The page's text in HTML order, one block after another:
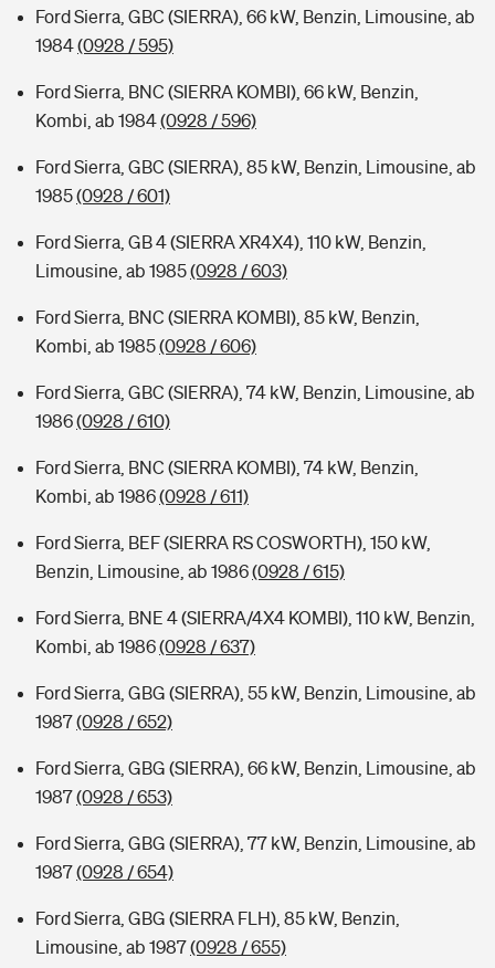
Ford Sierra, GBC (SIERRA), 66 kW, Benzin, Limousine, ab
1984(0928 / 595)
Ford Sierra, BNC (SIERRA KOMBI), 66 kW, Benzin,
Kombi, ab 1984(0928 / 596)
Ford Sierra, GBC (SIERRA), 85 kW, Benzin, Limousine, ab
1985(0928 / 601)
Ford Sierra, GB 4 (SIERRA XR4X4), 110 kW, Benzin,
Limousine, ab 1985(0928 / 603)
Ford Sierra, BNC (SIERRA KOMBI), 85 kW, Benzin,
Kombi, ab 1985(0928 / 606)
Ford Sierra, GBC (SIERRA), 74 kW, Benzin, Limousine, ab
1986(0928 / 610)
Ford Sierra, BNC (SIERRA KOMBI), 74 kW, Benzin,
Kombi, ab 1986(0928 / 611)
Ford Sierra, BEF (SIERRA RS COSWORTH), 150 kW,
Benzin, Limousine, ab 1986(0928 / 615)
Ford Sierra, BNE 4 (SIERRA/4X4 KOMBI), 110 kW, Benzin,
Kombi, ab 1986(0928 / 637)
Ford Sierra, GBG (SIERRA), 55 kW, Benzin, Limousine, ab
1987(0928 / 652)
Ford Sierra, GBG (SIERRA), 66 kW, Benzin, Limousine, ab
1987(0928 / 653)
Ford Sierra, GBG (SIERRA), 77 kW, Benzin, Limousine, ab
1987(0928 / 654)
Ford Sierra, GBG (SIERRA FLH), 85 kW, Benzin,
Limousine, ab 1987(0928 / 655)